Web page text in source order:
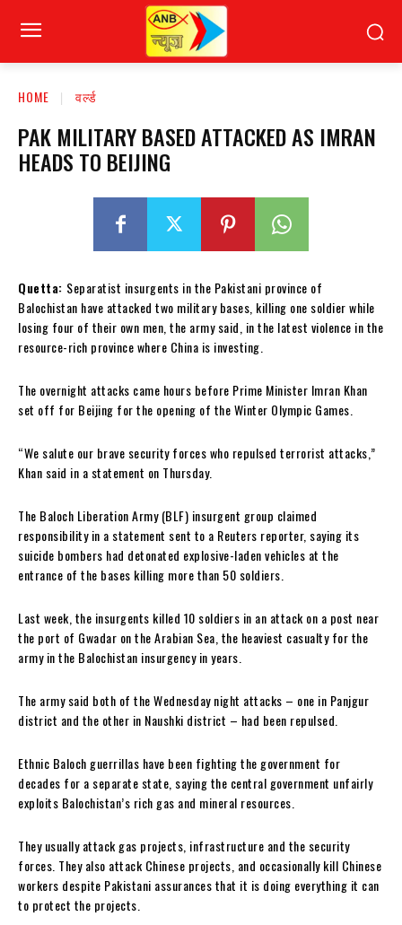
HOME वर्ल्ड
PAK MILITARY BASED ATTACKED AS IMRAN
HEADS TO BEIJING
Quetta: Separatist insurgents in the Pakistani province of
Balochistan have attacked two military bases, killing one soldier while
losing four of their own men, the army said, in the latest violence in the
resource-rich province where China is investing.
The overnight attacks came hours before Prime Minister Imran Khan
set off for Beijing for the opening of the Winter Olympic Games.
“We salute our brave security forces who repulsed terrorist attacks,”
Khan said in a statement on Thursday.
The Baloch Liberation Army (BLF) insurgent group claimed
responsibility in a statement sent to a Reuters reporter, saying its
suicide bombers had detonated explosive-laden vehicles at the
entrance of the bases killing more than 50 soldiers.
Last week, the insurgents killed 10 soldiers in an attack on a post near
the port of Gwadar on the Arabian Sea, the heaviest casualty for the
army in the Balochistan insurgency in years.
The army said both of the Wednesday night attacks – one in Panjgur
district and the other in Naushki district – had been repulsed.
Ethnic Baloch guerrillas have been fighting the government for
decades for a separate state, saying the central government unfairly
exploits Balochistan’s rich gas and mineral resources.
They usually attack gas projects, infrastructure and the security
forces. They also attack Chinese projects, and occasionally kill Chinese
workers despite Pakistani assurances that it is doing everything it can
to protect the projects.